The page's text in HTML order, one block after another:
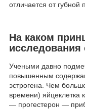
отличается от губной
На каком
Учеными давно
повышенным
эстрогена. Чем
времени) яйцеклетка
— прогестерон —